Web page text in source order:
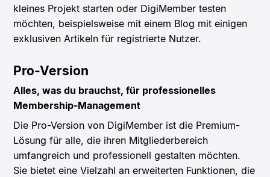
kleines Projekt starten oder DigiMember testen
möchten, beispielsweise mit einem Blog mit einigen
exklusiven Artikeln für registrierte Nutzer.
Pro-Version
Alles, was du brauchst, für professionelles
Membership-Management
Die Pro-Version von DigiMember ist die Premium-
Lösung für alle, die ihren Mitgliederbereich
umfangreich und professionell gestalten möchten.
Sie bietet eine Vielzahl an erweiterten Funktionen, die